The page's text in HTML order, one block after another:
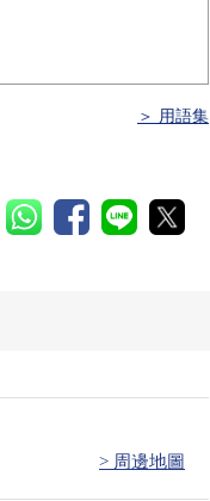
＞ 用語集
> 周邊地圖